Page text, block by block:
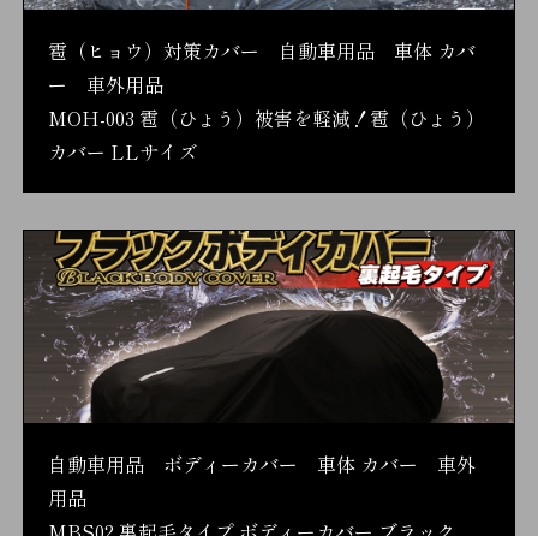
雹（ヒョウ）対策カバー 自動車用品 車体 カバ
ー 車外用品
MOH-003 雹（ひょう）被害を軽減！雹（ひょう）
カバー LLサイズ
自動車用品 ボディーカバー 車体 カバー 車外
用品